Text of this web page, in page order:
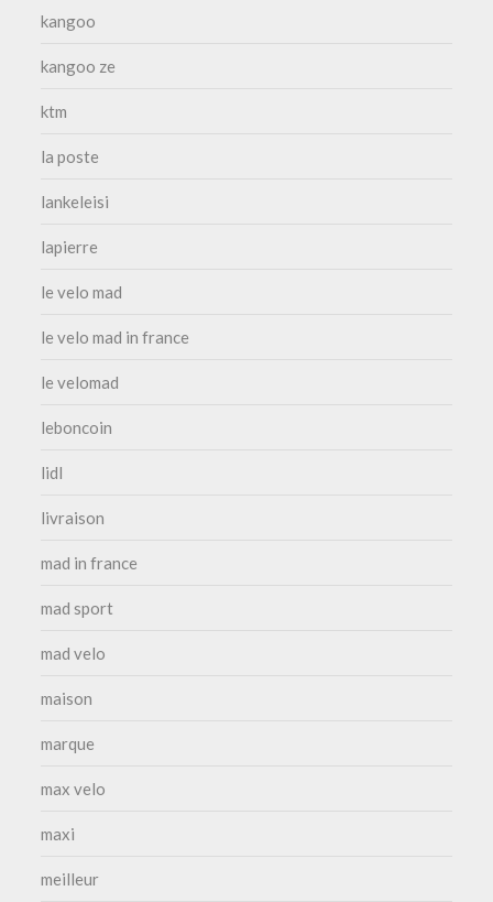
kangoo
kangoo ze
ktm
la poste
lankeleisi
lapierre
le velo mad
le velo mad in france
le velomad
leboncoin
lidl
livraison
mad in france
mad sport
mad velo
maison
marque
max velo
maxi
meilleur